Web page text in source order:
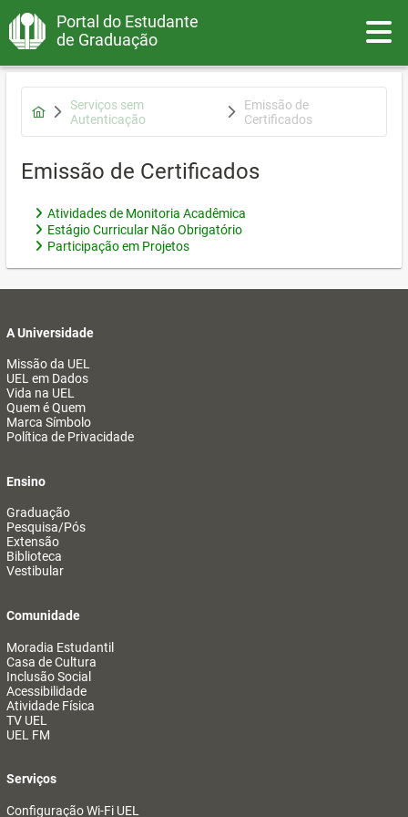
Portal do Estudante
de Graduação
Serviços sem
Autenticação
Emissão de
Certificados
Emissão de Certificados
Atividades de Monitoria Acadêmica
Estágio Curricular Não Obrigatório
Participação em Projetos
A Universidade
Missão da UEL
UEL em Dados
Vida na UEL
Quem é Quem
Marca Símbolo
Política de Privacidade
Ensino
Graduação
Pesquisa/Pós
Extensão
Biblioteca
Vestibular
Comunidade
Moradia Estudantil
Casa de Cultura
Inclusão Social
Acessibilidade
Atividade Física
TV UEL
UEL FM
Serviços
Configuração Wi-Fi UEL